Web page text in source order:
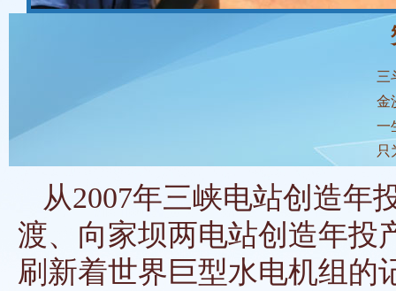
三
金
一
只
从2007年三峡电站创造年
渡、向家坝两电站创造年投
刷新着世界巨型水电机组的